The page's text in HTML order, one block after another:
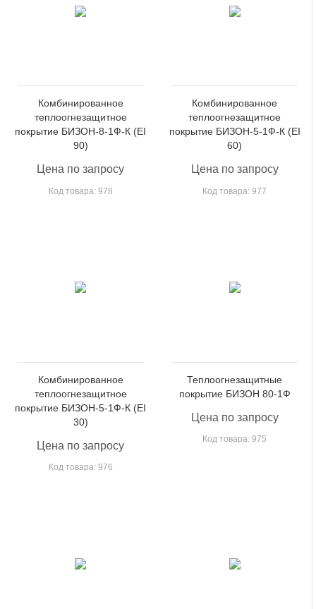
Комбинированное
теплоогнезащитное
покрытие БИЗОН-8-1Ф-К (EI
90)
Цена по запросу
Код товара: 978
Комбинированное
теплоогнезащитное
покрытие БИЗОН-5-1Ф-К (EI
60)
Цена по запросу
Код товара: 977
Комбинированное
теплоогнезащитное
покрытие БИЗОН-5-1Ф-К (EI
30)
Цена по запросу
Код товара: 976
Теплоогнезащитные
покрытие БИЗОН 80-1Ф
Цена по запросу
Код товара: 975